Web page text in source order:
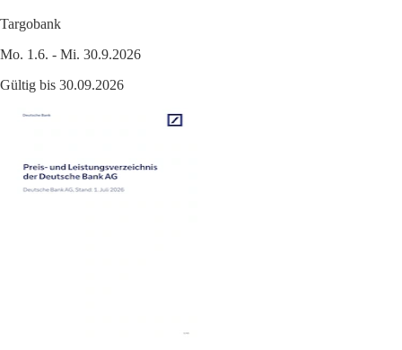
Targobank
Mo. 1.6. - Mi. 30.9.2026
Gültig bis 30.09.2026